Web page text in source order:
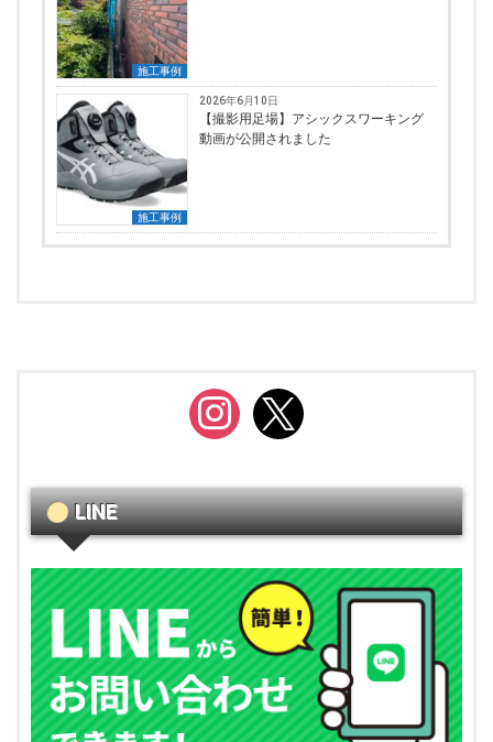
施工事例
施工事例
2026年6月10日
【撮影用足場】アシックスワーキング
動画が公開されました
instagram
x
LINE